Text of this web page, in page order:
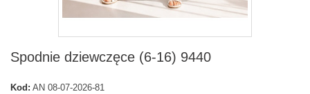
Spodnie dziewczęce (6-16) 9440
Kod: AN 08-07-2026-81